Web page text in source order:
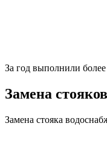
За год выполнили более
Замена
Замена стояка